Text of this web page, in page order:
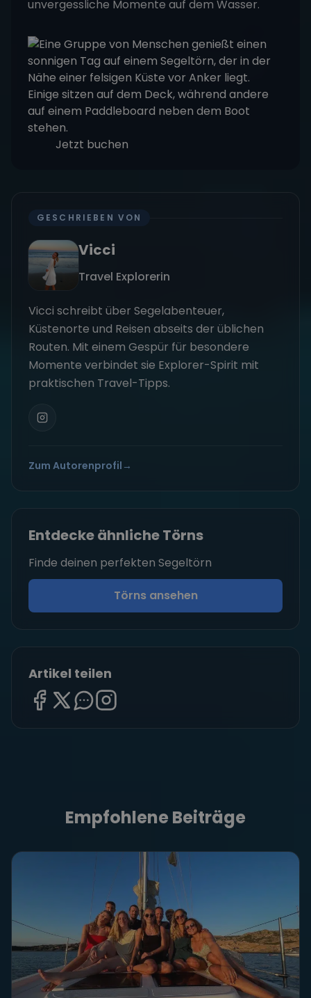
unvergessliche Momente auf dem Wasser.
Jetzt buchen
GESCHRIEBEN VON
Vicci
Travel Explorerin
Vicci schreibt über Segelabenteuer,
Küstenorte und Reisen abseits der üblichen
Routen. Mit einem Gespür für besondere
Momente verbindet sie Explorer-Spirit mit
praktischen Travel-Tipps.
Zum Autorenprofil →
Entdecke ähnliche Törns
Finde deinen perfekten Segeltörn
Törns ansehen
Artikel teilen
Empfohlene Beiträge